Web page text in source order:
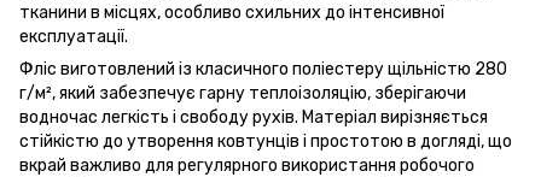
тканини в місцях, особливо схильних до інтенсивної
експлуатації.
Фліс виготовлений із класичного поліестеру щільністю 280
г/м², який забезпечує гарну теплоізоляцію, зберігаючи
водночас легкість і свободу рухів. Матеріал вирізняється
стійкістю до утворення ковтунців і простотою в догляді, що
вкрай важливо для регулярного використання робочого